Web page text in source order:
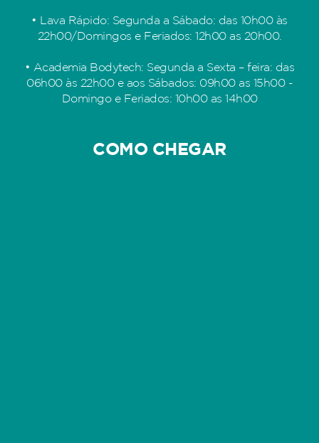
• Lava Rápido: Segunda a Sábado: das 10h00 às
22h00/Domingos e Feriados: 12h00 as 20h00.
• Academia Bodytech: Segunda a Sexta – feira: das
06h00 às 22h00 e aos Sábados: 09h00 as 15h00 -
Domingo e Feriados: 10h00 as 14h00
COMO CHEGAR